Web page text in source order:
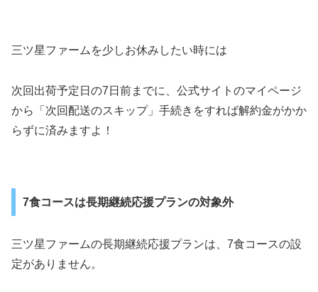
三ツ星ファームを少しお休みしたい時には
次回出荷予定日の7日前までに、公式サイトのマイページ
から「次回配送のスキップ」手続きをすれば解約金がかか
らずに済みますよ！
7食コースは長期継続応援プランの対象外
三ツ星ファームの長期継続応援プランは、7食コースの設
定がありません。